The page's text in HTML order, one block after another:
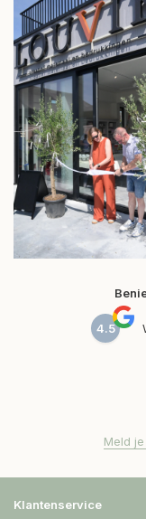
4.5
Meld
Klantenservice